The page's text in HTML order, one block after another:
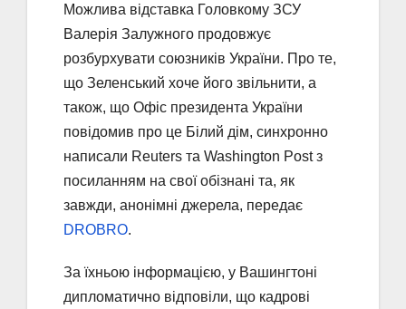
Можлива відставка Головкому ЗСУ
Валерія Залужного продовжує
розбурхувати союзників України. Про те,
що Зеленський хоче його звільнити, а
також, що Офіс президента України
повідомив про це Білий дім, синхронно
написали Reuters та Washington Post з
посиланням на свої обізнані та, як
завжди, анонімні джерела, передає
DROBRO.
За їхньою інформацією, у Вашингтоні
дипломатично відповіли, що кадрові